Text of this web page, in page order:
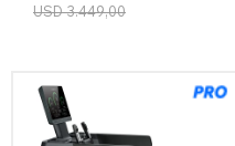
USD3.449,00